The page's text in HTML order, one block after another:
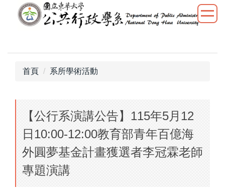
內
首頁 系所學術活動
【公行系演講公告】115年5月12
日10:00-12:00教育部青年百億海
外圓夢基金計畫獲選者李冠霖老師
專題演講